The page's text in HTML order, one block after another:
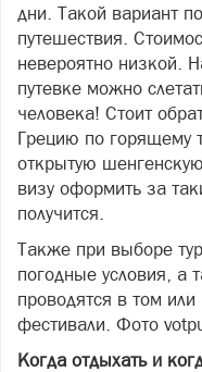
дни. Такой вариант
путешествия.
невероятно низкой.
путевке можно
человека! Стоит
Грецию по горящему
открытую
визу оформить за
получится.
Также при выборе
погодные условия, а
проводятся в том
фестивали. Фото
Когда отдыхать и